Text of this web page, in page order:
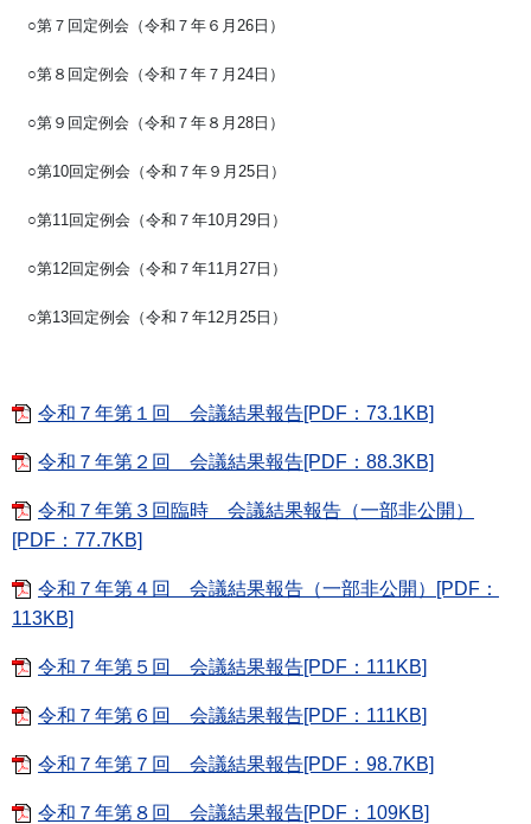
○第７回定例会（令和７年６月26日）
○第８回定例会（令和７年７月24日）
○第９回定例会（令和７年８月28日）
○第10回定例会（令和７年９月25日）
○第11回定例会（令和７年10月29日）
○第12回定例会（令和７年11月27日）
○第13回定例会（令和７年12月25日）
令和７年第１回 会議結果報告[PDF：73.1KB]
令和７年第２回 会議結果報告[PDF：88.3KB]
令和７年第３回臨時 会議結果報告（一部非公開）
[PDF：77.7KB]
令和７年第４回 会議結果報告（一部非公開）[PDF：
113KB]
令和７年第５回 会議結果報告[PDF：111KB]
令和７年第６回 会議結果報告[PDF：111KB]
令和７年第７回 会議結果報告[PDF：98.7KB]
令和７年第８回 会議結果報告[PDF：109KB]